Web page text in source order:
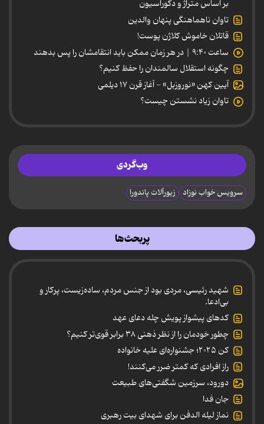
بر اساس متراژ و دکوراسیون
تاوان ناهماهنگی پنهان والدین
قاتلان خاموش کلاژن پوست!
ساعت ۹:۴۰ | در هر زمان ممکن باید انتقامشان را پس بدهند
چگونه استقلال سالمندان را حفظ کنیم؟
آیین کهن «نوروزبل» - آغاز قرن ۱۷ دیلمی
تاوان زیاد نشستن چیست؟
وب‌گردی
سرویس خواب نوزاد زیورآلات پاندورا
پربحث‌ها
شهید رئیسی، مردی بود از جنس مردم، ساده‌زیست، پرکار و
بی‌ادعا.
کدهای پیشواز پویش چله دعای عهد
چطور خودمان را از نظر ذهنی ۳۸ برابر قوی‌تر کنیم؟
کن ۲۰۲۵؛ جشنواره‌ای علیه خانواده
راز افرادی که کمتر ضرر می‌کنند!
دورود، سرزمین شگفتی‌های طبیعت
جان فدا
نماز لیله الدفن برای شهدای بیت رهبری